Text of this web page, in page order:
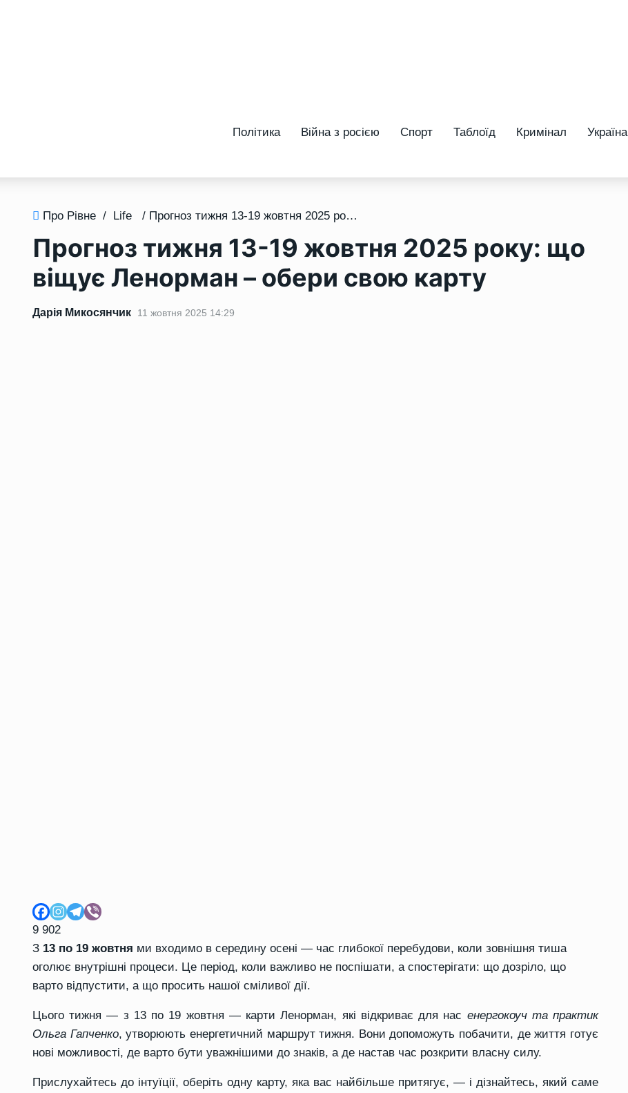
Політика Війна з росією Спорт Таблоїд Кримінал Україна
Про Рівне / Life / Прогноз тижня 13-19 жовтня 2025 року: що віщує Ленорман – обери свою карту
Прогноз тижня 13-19 жовтня 2025 року: що
віщує Ленорман – обери свою карту
Дарія Микосянчик 11 жовтня 2025 14:29
9 902
З 13 по 19 жовтня ми входимо в середину осені — час глибокої перебудови, коли зовнішня тиша
оголює внутрішні процеси. Це період, коли важливо не поспішати, а спостерігати: що дозріло, що
варто відпустити, а що просить нашої сміливої дії.
Цього тижня — з 13 по 19 жовтня — карти Ленорман, які відкриває для нас енергокоуч та практик
Ольга Гапченко, утворюють енергетичний маршрут тижня. Вони допоможуть побачити, де життя готує
нові можливості, де варто бути уважнішими до знаків, а де настав час розкрити власну силу.
Прислухайтесь до інтуїції, оберіть одну карту, яка вас найбільше притягує, — і дізнайтесь, який саме